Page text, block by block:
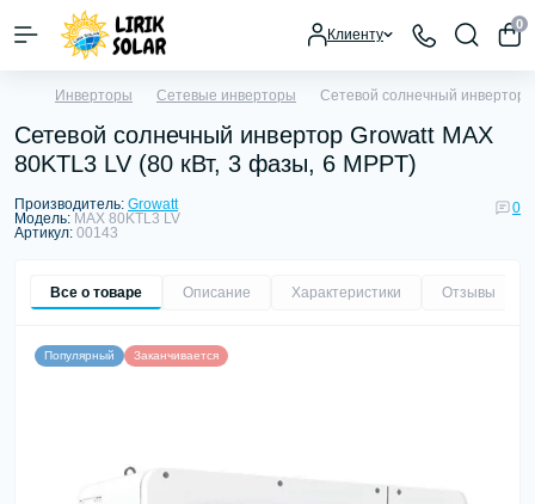
Клиенту
0
Инверторы Сетевые инверторы Сетевой солнечный инвертор
Сетевой солнечный инвертор Growatt MAX
80KTL3 LV (80 кВт, 3 фазы, 6 MPPT)
Производитель: Growatt
Модель: MAX 80KTL3 LV
Артикул: 00143
0
Все о товаре Описание Характеристики Отзывы
Популярный Заканчивается